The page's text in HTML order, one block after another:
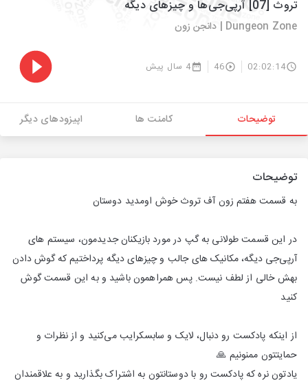
تروث [07] آرپی‌جی‌ها و چیزهای دیگه
Dungeon Zone | دانجن زون
02:02:14
46 4 سال پیش
توضیحات کامنت ها اپیزودهای دیگر
توضیحات
به قسمت هفتم زون آف تروث خوش اومدید دوستان
در این قسمت طولانی به گپ در مورد بازیکنان جدیدمون، سیستم های
آرپی‌جی دیگه، مکانیک های جالب و چیزهای دیگه پرداختیم که گوش دادن
بهش خالی از لطف نیست. پس همراهمون باشید و به این قسمت گوش
کنید
از اینکه پادکست رو دنبال، لایک و سابسکرایب می‌کنید و از نظرات و
حمایتتون ممنونیم 🙏
یادتون نره که پادکست رو با دوستانتون به اشتراک بگذارید و به علاقمندان